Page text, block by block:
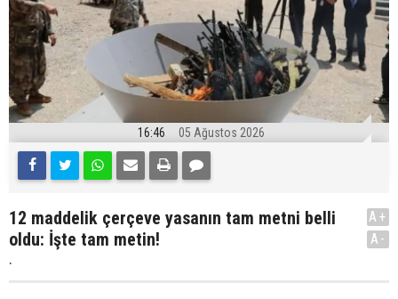
16:46 05 Ağustos 2026
12 maddelik çerçeve yasanın tam metni belli
oldu: İşte tam metin!
.
A+
A-